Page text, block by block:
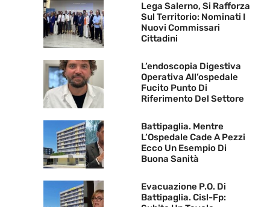
Lega Salerno, Si Rafforza
Sul Territorio: Nominati I
Nuovi Commissari
Cittadini
L’endoscopia Digestiva
Operativa All’ospedale
Fucito Punto Di
Riferimento Del Settore
Battipaglia. Mentre
L’Ospedale Cade A Pezzi
Ecco Un Esempio Di
Buona Sanità
Evacuazione P.O. Di
Battipaglia. Cisl-Fp: